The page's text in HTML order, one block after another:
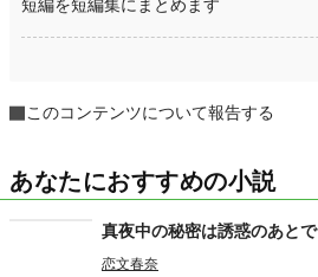
短編を短編集にまとめます
このコンテンツについて報告する
あなたにおすすめの小説
真夜中の秘密は誘惑のあとで
恋文春奈